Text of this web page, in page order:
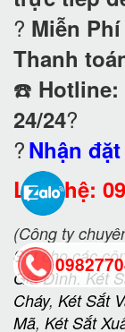
? Miễn
Thanh
☎️ Hotline:
24/24?
?Nhận
Liên hệ:
(Công ty
Sắtcho các
Gia Đình,Két
Cháy, Két Sắt
Mã, Két Sắt